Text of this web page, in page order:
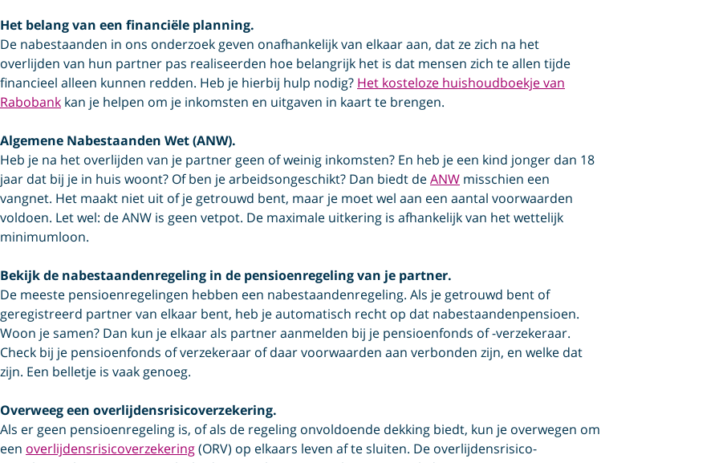
Het belang van een financiële planning.
De nabestaanden in ons onderzoek geven onafhankelijk van elkaar aan, dat ze zich na het
overlijden van hun partner pas realiseerden hoe belangrijk het is dat mensen zich te allen tijde
financieel alleen kunnen redden. Heb je hierbij hulp nodig? Het kosteloze huishoudboekje van
Rabobank kan je helpen om je inkomsten en uitgaven in kaart te brengen.
Algemene Nabestaanden Wet (ANW).
Heb je na het overlijden van je partner geen of weinig inkomsten? En heb je een kind jonger dan 18
jaar dat bij je in huis woont? Of ben je arbeidsongeschikt? Dan biedt deANW misschien een
vangnet. Het maakt niet uit of je getrouwd bent, maar je moet wel aan een aantal voorwaarden
voldoen. Let wel: de ANW is geen vetpot. De maximale uitkering is afhankelijk van het wettelijk
minimumloon.
Bekijk de nabestaandenregeling in de pensioenregeling van je partner.
De meeste pensioenregelingen hebben een nabestaanden­regeling. Als je getrouwd bent of
geregistreerd partner van elkaar bent, heb je automatisch recht op dat nabestaanden­pensioen.
Woon je samen? Dan kun je elkaar als partner aanmelden bij je pensioenfonds of -verzekeraar.
Check bij je pensioenfonds of verzekeraar of daar voorwaarden aan verbonden zijn, en welke dat
zijn. Een belletje is vaak genoeg.
Overweeg een overlijdensrisicoverzekering.
Als er geen pensioenregeling is, of als de regeling onvoldoende dekking biedt, kun je overwegen om
een overlijdens­risico­verzekering(ORV) op elkaars leven af te sluiten. De overlijdens­risico­